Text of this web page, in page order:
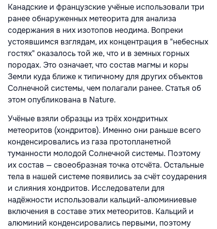
Канадские и французские учёные использовали три
ранее обнаруженных метеорита для анализа
содержания в них изотопов неодима. Вопреки
устоявшимся взглядам, их концентрация в "небесных
гостях" оказалось той же, что и в земных горных
породах. Это означает, что состав магмы и коры
Земли куда ближе к типичному для других объектов
Солнечной системы, чем полагали ранее. Статья об
этом опубликована в Nature.
Учёные взяли образцы из трёх хондритных
метеоритов (хондритов). Именно они раньше всего
конденсировались из газа протопланетной
туманности молодой Солнечной системы. Поэтому
их состав — своеобразная точка отсчёта. Остальные
тела в нашей системе появились за счёт соударения
и слияния хондритов. Исследователи для
надёжности использовали кальций-алюминиевые
включения в составе этих метеоритов. Кальций и
алюминий конденсировались первыми, поэтому